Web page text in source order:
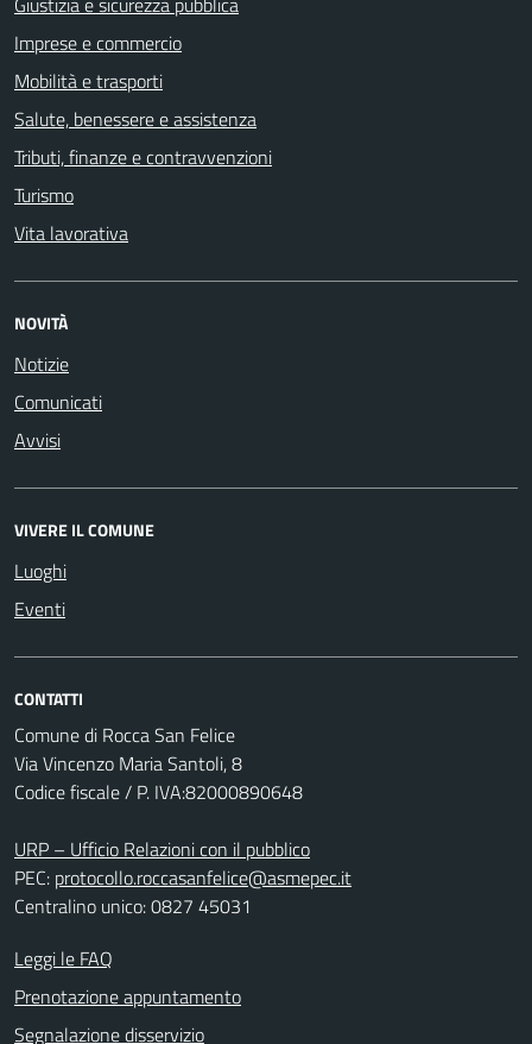
Imprese e commercio
Mobilità e trasporti
Salute, benessere e assistenza
Tributi, finanze e contravvenzioni
Turismo
Vita lavorativa
NOVITÀ
Notizie
Comunicati
Avvisi
VIVERE IL COMUNE
Luoghi
Eventi
CONTATTI
Comune di Rocca San Felice
Via Vincenzo Maria Santoli, 8
Codice fiscale / P. IVA:82000890648
URP – Ufficio Relazioni con il pubblico
PEC: protocollo.roccasanfelice@asmepec.it
Centralino unico: 0827 45031
Leggi le FAQ
Prenotazione appuntamento
Segnalazione disservizio